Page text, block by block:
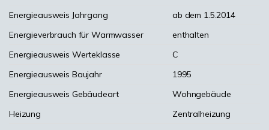
Energieausweis Jahrgang
ab dem 1.5.2014
Energieverbrauch für Warmwasser
enthalten
Energieausweis Werteklasse
C
Energieausweis Baujahr
1995
Energieausweis Gebäudeart
Wohngebäude
Heizung
Zentralheizung